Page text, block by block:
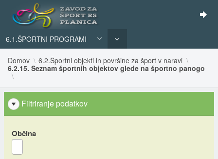
6.1.ŠPORTNI PROGRAMI
Domov
6.2.Športni objekti in površine za šport v naravi
6.2.15. Seznam športnih objektov glede na športno panogo
Filtriranje podatkov
Občina